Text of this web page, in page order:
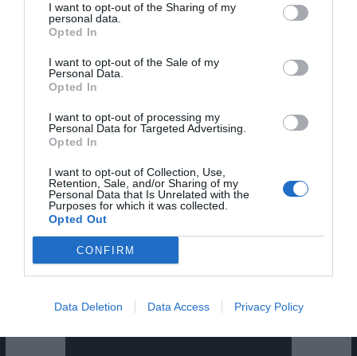
I want to opt-out of the Sharing of my
personal data.
Opted In
I want to opt-out of the Sale of my
Personal Data.
Opted In
I want to opt-out of processing my
Personal Data for Targeted Advertising.
Opted In
I want to opt-out of Collection, Use,
Retention, Sale, and/or Sharing of my
Personal Data that Is Unrelated with the
Purposes for which it was collected.
Opted Out
CONFIRM
Data Deletion Data Access Privacy Policy
Cine Estreias HD